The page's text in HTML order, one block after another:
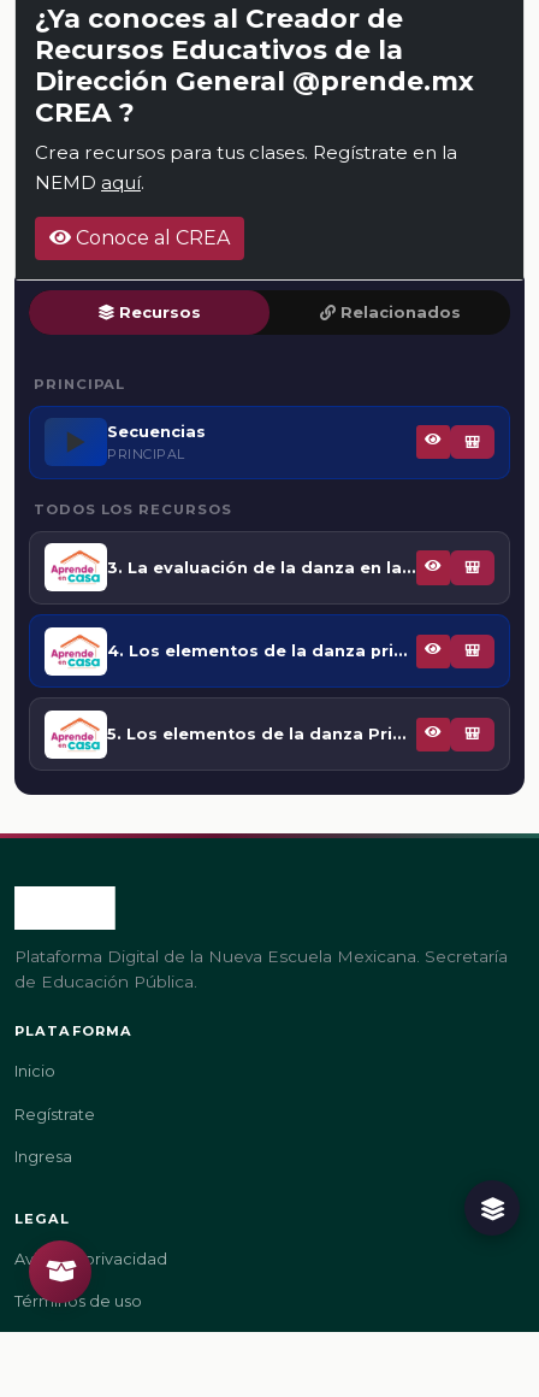
¿Ya conoces al Creador de
Recursos Educativos de la
Dirección General @prende.mx
CREA ?
Crea recursos para tus clases. Regístrate en la
NEMD aquí.
Conoce al CREA
Recursos Relacionados
PRINCIPAL
▶️ Secuencias
PRINCIPAL
🎒
TODOS LOS RECURSOS
3. La evaluación de la danza en la escuela 🎒
4. Los elementos de la danza primera parte (Tiempo) 🎒
5. Los elementos de la danza Primera Parte (Espacio) 🎒
Plataforma Digital de la Nueva Escuela Mexicana. Secretaría
de Educación Pública.
PLATAFORMA
Inicio
Regístrate
Ingresa
LEGAL
Aviso de privacidad
Términos de uso